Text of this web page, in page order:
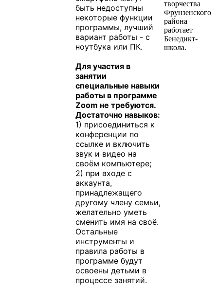
быть недоступны
некоторые функции
программы, лучший
вариант работы - с
ноутбука или ПК.
Для участия в
занятии
специальные навыки
работы в программе
Zoom не требуются.
Достаточно навыков:
1) присоединиться к
конференции по
ссылке и включить
звук и видео на
своём компьютере;
2) при входе с
аккаунта,
принадлежащего
другому члену семьи,
желательно уметь
сменить имя на своё.
Остальные
инструменты и
правила работы в
программе будут
освоены детьми в
процессе занятий.
творчества
Фрунзенского
района
работает
Бенедикт-
школа.